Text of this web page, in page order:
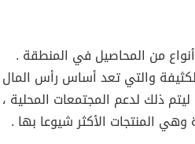
من المحاصيل في المنطقة .
والتي تعد أساس رأس المال
ذلك لدعم المجتمعات المحلية ،
المنتجات الأكثر شيوعا بها .